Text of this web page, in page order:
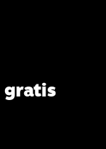
gratis